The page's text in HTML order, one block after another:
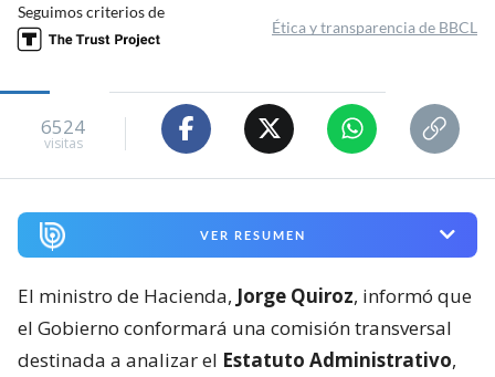
Seguimos criterios de
Ética y transparencia de BBCL
6524
visitas
VER RESUMEN
El ministro de Hacienda, Jorge Quiroz, informó que
el Gobierno conformará una comisión transversal
destinada a analizar el Estatuto Administrativo,